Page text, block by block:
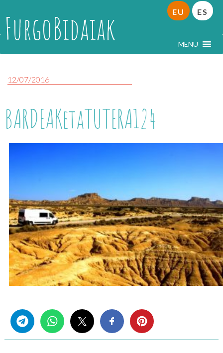
FurgoBidaiak MENU
EU ES
12/07/2016
BARDEAKetaTUTERA124